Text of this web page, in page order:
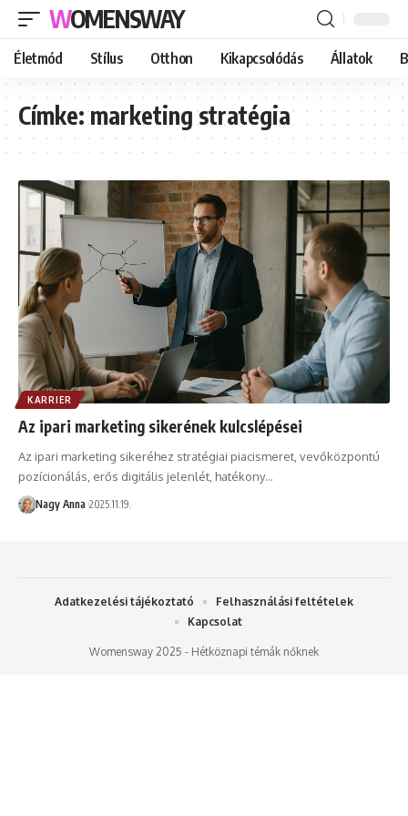
WOMENSWAY
Életmód Stílus Otthon Kikapcsolódás Állatok
Címke:marketing stratégia
KARRIER
Az ipari marketing sikerének kulcslépései
Az ipari marketing sikeréhez stratégiai piacismeret, vevőközpontú
pozícionálás, erős digitális jelenlét, hatékony…
Nagy Anna 2025.11.19.
Womensway 2025 - Hétköznapi témák nőknek
Adatkezelési tájékoztató
Felhasználási feltételek
Kapcsolat